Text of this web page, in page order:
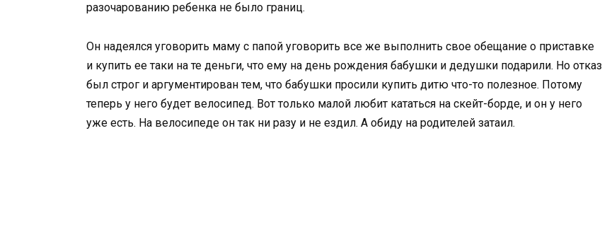
разочарованию ребенка не было границ.
Он надеялся уговорить маму с папой уговорить все же выполнить свое обещание о приставке
и купить ее таки на те деньги, что ему на день рождения бабушки и дедушки подарили. Но отказ
был строг и аргументирован тем, что бабушки просили купить дитю что-то полезное. Потому
теперь у него будет велосипед. Вот только малой любит кататься на скейт-борде, и он у него
уже есть. На велосипеде он так ни разу и не ездил. А обиду на родителей затаил.